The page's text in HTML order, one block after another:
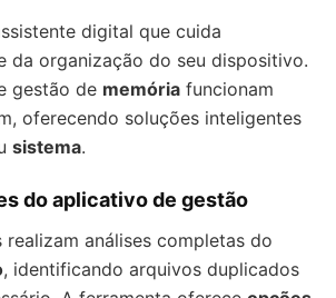
digital que cuida
da organização do seu dispositivo.
gestão de memória funcionam
oferecendo soluções inteligentes
sistema.
do aplicativo de gestão
realizam análises completas do
, identificando arquivos duplicados